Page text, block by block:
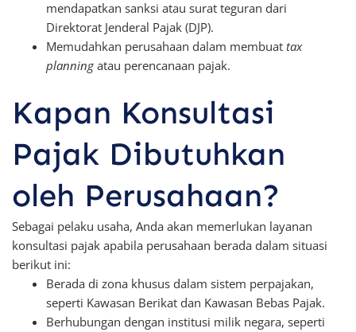
mendapatkan sanksi atau surat teguran dari
Direktorat Jenderal Pajak (DJP).
Memudahkan perusahaan dalam membuattax
planningatau perencanaan pajak.
Kapan Konsultasi
Pajak Dibutuhkan
oleh Perusahaan?
Sebagai pelaku usaha, Anda akan memerlukan layanan
konsultasi pajak apabila perusahaan berada dalam situasi
berikut ini:
Berada di zona khusus dalam sistem perpajakan,
seperti Kawasan Berikat dan Kawasan Bebas Pajak.
Berhubungan dengan institusi milik negara, seperti